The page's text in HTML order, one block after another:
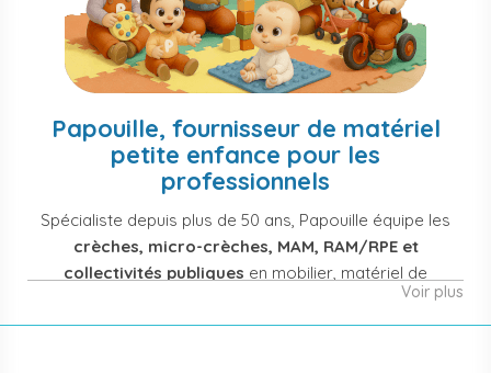
Papouille, fournisseur de matériel
petite enfance pour les
professionnels
Spécialiste depuis plus de 50 ans, Papouille équipe les
crèches, micro-crèches, MAM, RAM/RPE et
collectivités publiques en mobilier, matériel de
puériculture, jouets et équipement pour structures
d'accueil de la petite enfance. Notre offre couvre
Voir plus